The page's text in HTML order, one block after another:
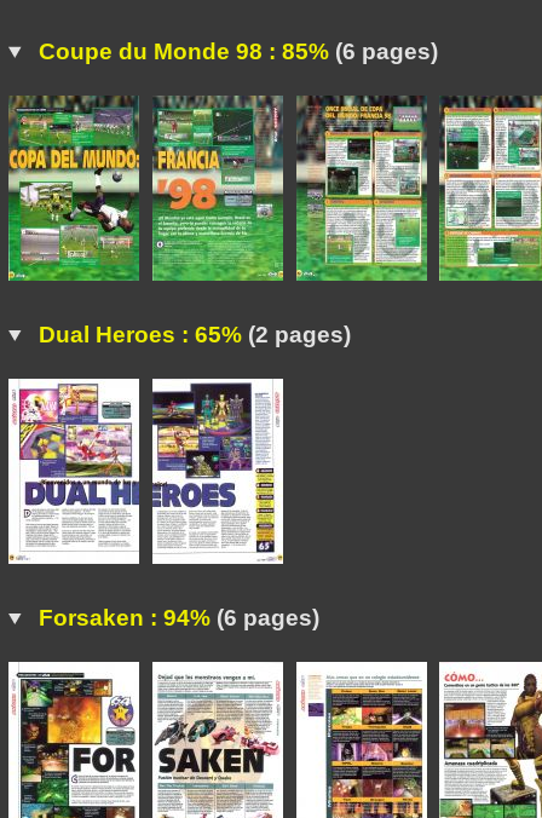
Coupe du Monde 98 : 85%(6 pages)
Dual Heroes : 65%(2 pages)
Forsaken : 94%(6 pages)